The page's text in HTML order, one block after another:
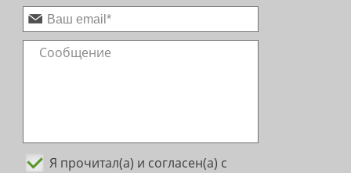
Я прочитал(а) и согласен(а) с